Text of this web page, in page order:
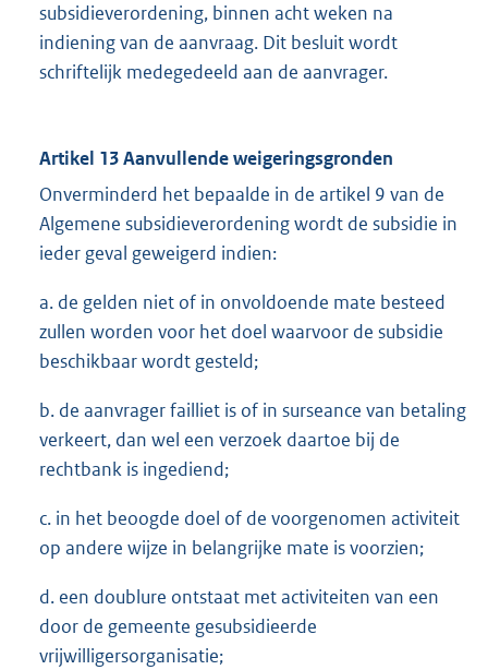
subsidieverordening, binnen acht weken na
indiening van de aanvraag. Dit besluit wordt
schriftelijk medegedeeld aan de aanvrager.
Artikel 13 Aanvullende weigeringsgronden
Onverminderd het bepaalde in de artikel 9 van de
Algemene subsidieverordening wordt de subsidie in
ieder geval geweigerd indien:
a. de gelden niet of in onvoldoende mate besteed
zullen worden voor het doel waarvoor de subsidie
beschikbaar wordt gesteld;
b. de aanvrager failliet is of in surseance van betaling
verkeert, dan wel een verzoek daartoe bij de
rechtbank is ingediend;
c. in het beoogde doel of de voorgenomen activiteit
op andere wijze in belangrijke mate is voorzien;
d. een doublure ontstaat met activiteiten van een
door de gemeente gesubsidieerde
vrijwilligersorganisatie;